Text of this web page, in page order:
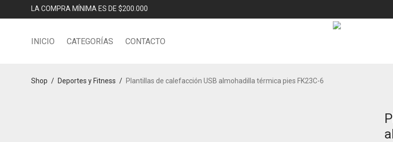
LA COMPRA MÍNIMA ES DE $200.000
INICIO CATEGORÍAS CONTACTO
Shop / Deportes y Fitness / Plantillas de calefacción USB almohadilla térmica pies FK23C-6